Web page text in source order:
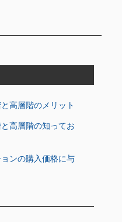
高層階のメリット
高層階の知ってお
ンの購入価格に与